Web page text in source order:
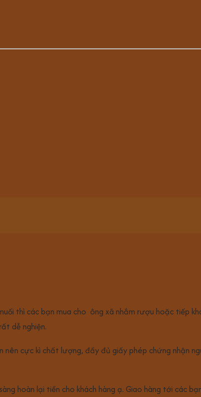
thì các bạn mua cho ông xã nhắm rượu hoặc tiếp
dễ nghiện.
cực kì chất lượng, đầy đủ giấy phép chứng nhận
hoàn lại tiền cho khách hàng ạ. Giao hàng tới các